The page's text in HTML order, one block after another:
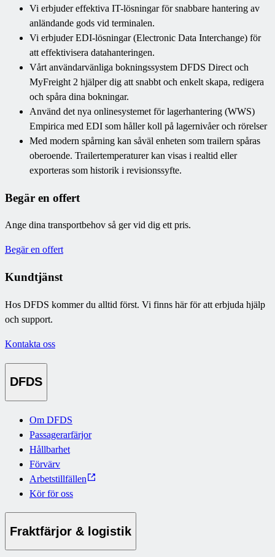
Vi erbjuder effektiva IT-lösningar för snabbare hantering av
anländande gods vid terminalen.
Vi erbjuder EDI-lösningar (Electronic Data Interchange) för
att effektivisera datahanteringen.
Vårt användarvänliga bokningssystem DFDS Direct och
MyFreight 2 hjälper dig att snabbt och enkelt skapa, redigera
och spåra dina bokningar.
Använd det nya onlinesystemet för lagerhantering (WWS)
Empirica med EDI som håller koll på lagernivåer och rörelser
Med modern spårning kan såväl enheten som trailern spåras
oberoende. Trailertemperaturer kan visas i realtid eller
exporteras som historik i revisionssyfte.
Begär en offert
Ange dina transportbehov så ger vid dig ett pris.
Begär en offert
Kundtjänst
Hos DFDS kommer du alltid först. Vi finns här för att erbjuda hjälp
och support.
Kontakta oss
DFDS
Om DFDS
Passagerarfärjor
Hållbarhet
Förvärv
Arbetstillfällen
Kör för oss
Fraktfärjor & logistik